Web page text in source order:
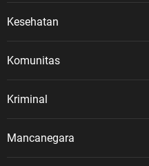
Kesehatan
Komunitas
Kriminal
Mancanegara